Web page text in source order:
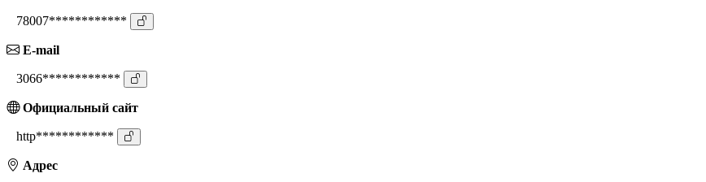
78007************
E-mail
3066************
Официальный сайт
http************
Адрес